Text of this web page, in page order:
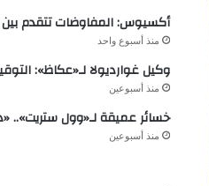
أكسيوس: المفاوضات تتقدم بين
منذ أسبوع واحد
وكيل غوارديولا لـ«عكاظ»:
منذ أسبوعين
خسائر عميقة لـ«وول ستريت».. «داو
منذ أسبوعين